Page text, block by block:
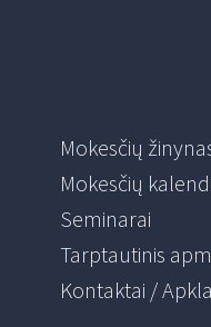
Mokesčių
Mokesčių
Seminarai
Tarptautinis
Kontaktai /